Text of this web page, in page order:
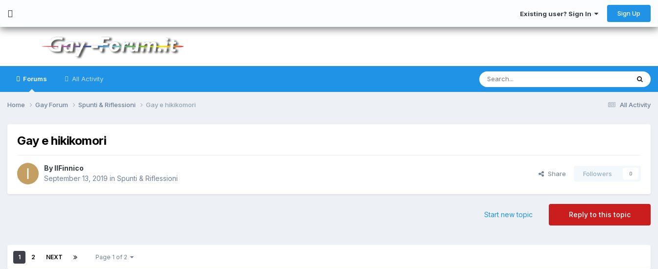
Existing user? Sign In Sign Up
Forums All Activity
All Activity
Home Gay Forum Spunti & Riflessioni Gay e hikikomori
Gay e hikikomori
By IlFinnico
September 13, 2019 in Spunti & Riflessioni
Share Followers 0
Reply to this topic
Start new topic
1 2 NEXT Page 1 of 2